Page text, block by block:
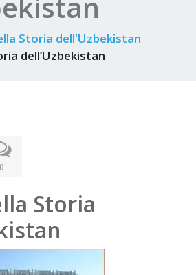
Storia dell'Uzbekistan
dell’Uzbekistan
0
Storia